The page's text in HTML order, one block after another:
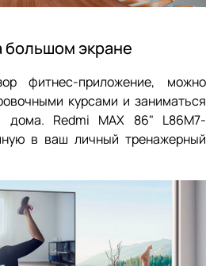
большом экране
фитнес-приложение, можно
курсами и заниматься
Redmi MAX 86" L86M7-
в ваш личный тренажерный